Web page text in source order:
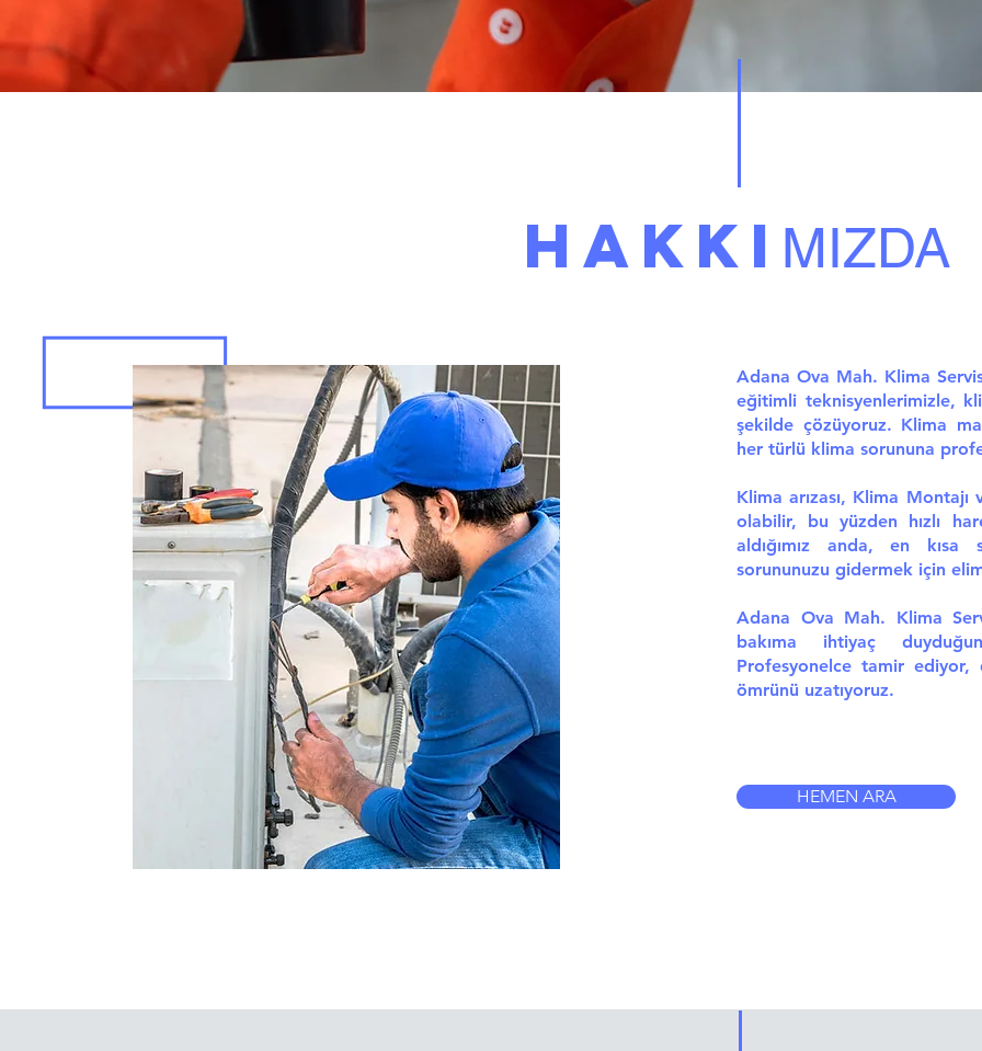
HAKKI MIZDA
Adana Ova Mah. Klima
eğitimli teknisyenlerimizle,
şekilde çözüyoruz. Klima
her türlü klima sorununa
Klima arızası, Klima
olabilir, bu yüzden hızlı
aldığımız anda, en
sorununuzu gidermek için
Adana Ova Mah. Klima
bakıma ihtiyaç
Profesyonelce tamir ediyor,
ömrünü uzatıyoruz.
HEMEN ARA